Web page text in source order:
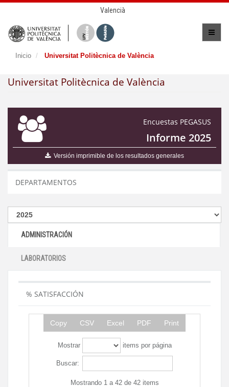
Valencià
Inicio Universitat Politècnica de València
Universitat Politècnica de València
Encuestas PEGASUS
Informe 2025
Versión imprimible de los resultados generales
DEPARTAMENTOS
ADMINISTRACIÓN
LABORATORIOS
% SATISFACCIÓN
Copy CSV Excel PDF Print
Mostrar items por página
Buscar:
Mostrando 1 a 42 de 42 items